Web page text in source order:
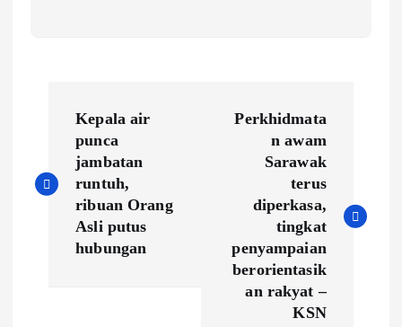
s
Kepala air
punca
jambatan
runtuh,
ribuan Orang
Asli putus
hubungan
Perkhidmata
n awam
Sarawak
terus
diperkasa,
tingkat
penyampaian
berorientasik
an rakyat –
KSN